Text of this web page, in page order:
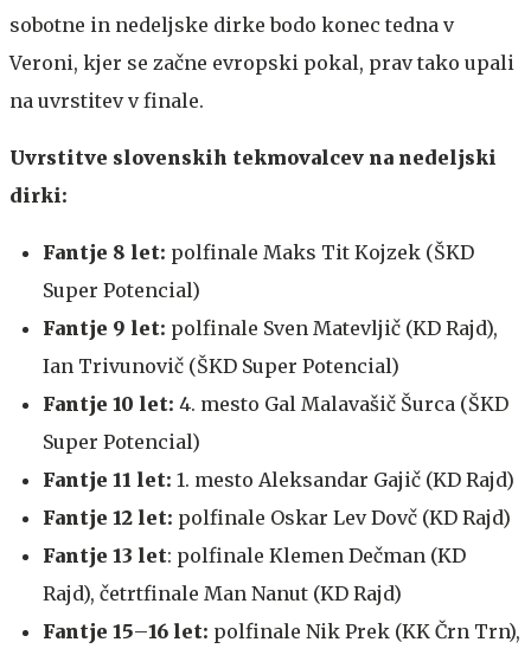
sobotne in nedeljske dirke bodo konec tedna v
Veroni, kjer se začne evropski pokal, prav tako upali
na uvrstitev v finale.
Uvrstitve slovenskih tekmovalcev na nedeljski
dirki:
Fantje 8 let: polfinale Maks Tit Kojzek (ŠKD
Super Potencial)
Fantje 9 let: polfinale Sven Matevljič (KD Rajd),
Ian Trivunovič (ŠKD Super Potencial)
Fantje 10 let: 4. mesto Gal Malavašič Šurca (ŠKD
Super Potencial)
Fantje 11 let: 1. mesto Aleksandar Gajič (KD Rajd)
Fantje 12 let: polfinale Oskar Lev Dovč (KD Rajd)
Fantje 13 let: polfinale Klemen Dečman (KD
Rajd), četrtfinale Man Nanut (KD Rajd)
Fantje 15–16 let: polfinale Nik Prek (KK Črn Trn),